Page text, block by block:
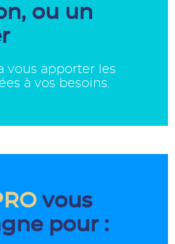
ou un
vous apporter les
à vos besoins.
vous
pour :